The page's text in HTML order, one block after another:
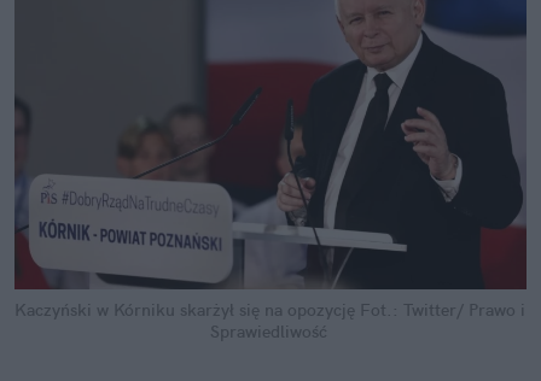
Kaczyński w Kórniku skarżył się na opozycję Fot.: Twitter/ Prawo i
Sprawiedliwość